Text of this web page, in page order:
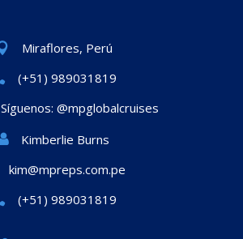
Miraflores, Perú
(+51) 989031819
Síguenos: @mpglobalcruises
Kimberlie Burns
kim@mpreps.com.pe
(+51) 989031819